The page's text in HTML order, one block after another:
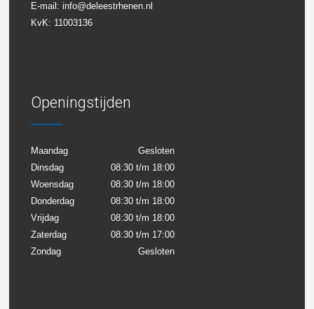
E-mail: info@deleestrhenen.nl
KvK: 11003136
Openingstijden
Maandag
Gesloten
Dinsdag
08:30 t/m 18:00
Woensdag
08:30 t/m 18:00
Donderdag
08:30 t/m 18:00
Vrijdag
08:30 t/m 18:00
Zaterdag
08:30 t/m 17:00
Zondag
Gesloten